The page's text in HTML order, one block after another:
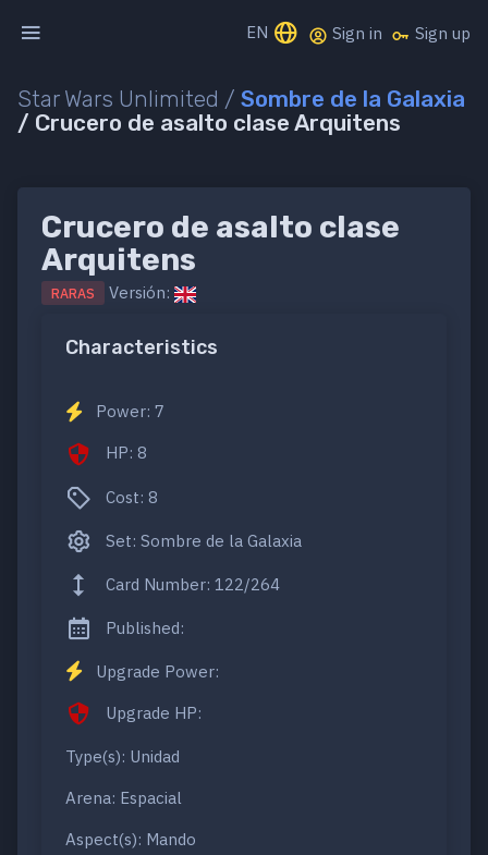
EN Sign in Sign up
Star Wars Unlimited / Sombre de la Galaxia
/ Crucero de asalto clase Arquitens
Crucero de asalto clase
Arquitens
RARAS Versión:
Characteristics
Power: 7
HP: 8
Cost: 8
Set: Sombre de la Galaxia
Card Number: 122/264
Published:
Upgrade Power:
Upgrade HP:
Type(s): Unidad
Arena: Espacial
Aspect(s): Mando